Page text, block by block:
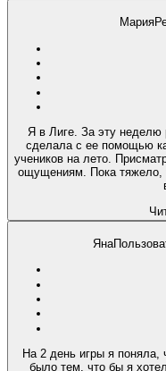
Мария
Я в Лиге. За эту неделю
сделала с ее помощью
учеников на лето.
ощущениям. Пока тяжело,
Яна
На 2 день игры я поняла,
было тем, что бы я